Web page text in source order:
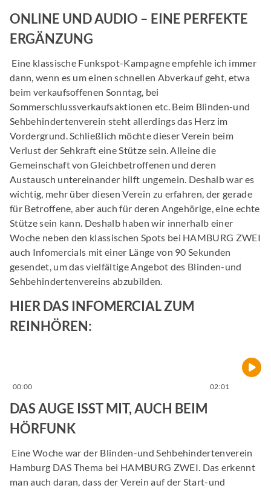
ONLINE UND AUDIO – EINE PERFEKTE
ERGÄNZUNG
Eine klassische Funkspot-Kampagne empfehle ich immer
dann, wenn es um einen schnellen Abverkauf geht, etwa
beim verkaufsoffenen Sonntag, bei
Sommerschlussverkaufsaktionen etc. Beim Blinden-und
Sehbehindertenverein steht allerdings das Herz im
Vordergrund. Schließlich möchte dieser Verein beim
Verlust der Sehkraft eine Stütze sein. Alleine die
Gemeinschaft von Gleichbetroffenen und deren
Austausch untereinander hilft ungemein. Deshalb war es
wichtig, mehr über diesen Verein zu erfahren, der gerade
für Betroffene, aber auch für deren Angehörige, eine echte
Stütze sein kann. Deshalb haben wir innerhalb einer
Woche neben den klassischen Spots bei HAMBURG ZWEI
auch Infomercials mit einer Länge von 90 Sekunden
gesendet, um das vielfältige Angebot des Blinden-und
Sehbehindertenvereins abzubilden.
HIER DAS INFOMERCIAL ZUM
REINHÖREN:
00:00 02:01
DAS AUGE ISST MIT, AUCH BEIM
HÖRFUNK
Eine Woche war der Blinden-und Sehbehindertenverein
Hamburg DAS Thema bei HAMBURG ZWEI. Das erkennt
man auch daran, dass der Verein auf der Start-und